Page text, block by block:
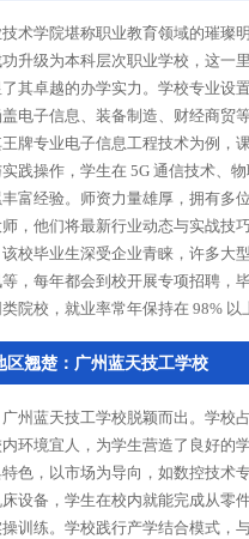
术学院堪称职业教育领域的璀璨
升级为本科层次职业学校，这一
其卓越的办学实力。学校专业设
电子信息、装备制造、财经商贸
牌专业电子信息工程技术为例，
践操作，学生在 5G 通信技术、
丰富经验。师资力量雄厚，拥有多
，他们将最新行业动态与实战技
校毕业生深受企业青睐，许多大
，每年都会到校开展专项招聘，
院校，就业率常年保持在 98% 以
区翘楚：广州蓝天技工学校
州蓝天技工学校脱颖而出。学校
环境宜人，为学生营造了良好的
色，以市场为导向，如数控技术
设备，学生在校内就能完成从零
训练。学校践行产学结合模式，